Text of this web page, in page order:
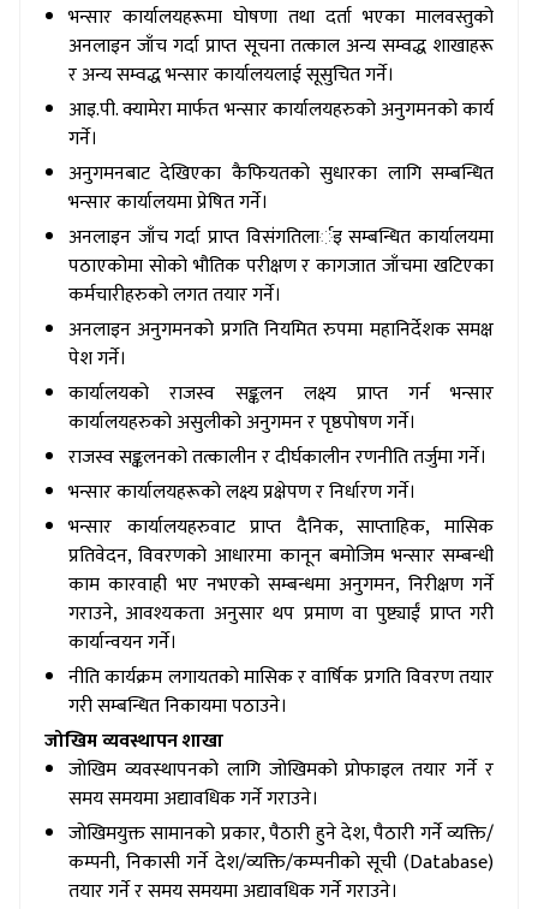
भन्सार कार्यालयहरूमा घोषणा तथा दर्ता भएका मालवस्तुको
अनलाइन जाँच गर्दा प्राप्त सूचना तत्काल अन्य सम्वद्ध शाखाहरू
र अन्य सम्वद्ध भन्सार कार्यालयलाई सूसुचित गर्ने।
आइ.पी. क्यामेरा मार्फत भन्सार कार्यालयहरुको अनुगमनको कार्य
गर्ने।
अनुगमनबाट देखिएका कैफियतको सुधारका लागि सम्बन्धित
भन्सार कार्यालयमा प्रेषित गर्ने।
अनलाइन जाँच गर्दा प्राप्त विसंगतिलार्इ सम्बन्धित कार्यालयमा
पठाएकोमा सोको भौतिक परीक्षण र कागजात जाँचमा खटिएका
कर्मचारीहरुको लगत तयार गर्ने।
अनलाइन अनुगमनको प्रगति नियमित रुपमा महानिर्देशक समक्ष
पेश गर्ने।
कार्यालयको राजस्व सङ्कलन लक्ष्य प्राप्त गर्न भन्सार
कार्यालयहरुको असुलीको अनुगमन र पृष्ठपोषण गर्ने।
राजस्व सङ्कलनको तत्कालीन र दीर्घकालीन रणनीति तर्जुमा गर्ने।
भन्सार कार्यालयहरूको लक्ष्य प्रक्षेपण र निर्धारण गर्ने।
भन्सार कार्यालयहरुवाट प्राप्त दैनिक, साप्ताहिक, मासिक
प्रतिवेदन, विवरणको आधारमा कानून बमोजिम भन्सार सम्बन्धी
काम कारवाही भए नभएको सम्बन्धमा अनुगमन, निरीक्षण गर्ने
गराउने, आवश्यकता अनुसार थप प्रमाण वा पुष्ट्याईं प्राप्त गरी
कार्यान्वयन गर्ने।
नीति कार्यक्रम लगायतको मासिक र वार्षिक प्रगति विवरण तयार
गरी सम्बन्धित निकायमा पठाउने।
जोखिम व्यवस्थापन शाखा
जोखिम व्यवस्थापनको लागि जोखिमको प्रोफाइल तयार गर्ने र
समय समयमा अद्यावधिक गर्ने गराउने।
जोखिमयुक्त सामानको प्रकार, पैठारी हुने देश, पैठारी गर्ने व्यक्ति/
कम्पनी, निकासी गर्ने देश/व्यक्ति/कम्पनीको सूची (Database)
तयार गर्ने र समय समयमा अद्यावधिक गर्ने गराउने।